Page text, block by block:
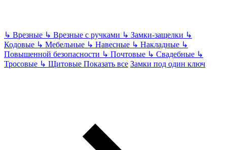
↳ Врезные ↳ Врезные с ручками ↳ Замки-защелки ↳
Кодовые ↳ Мебельные ↳ Навесные ↳ Накладные ↳
Повышенной безопасности ↳ Почтовые ↳ Свадебные ↳
Тросовые ↳ Щитовые Показать все Замки под один ключ